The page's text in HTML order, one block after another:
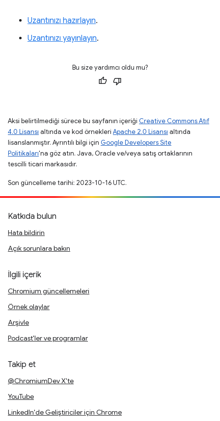
Uzantınızı hazırlayın.
Uzantınızı yayınlayın.
Bu size yardımcı oldu mu?
Aksi belirtilmediği sürece bu sayfanın içeriği Creative Commons Atıf
4.0 Lisansı altında ve kod örnekleri Apache 2.0 Lisansı altında
lisanslanmıştır. Ayrıntılı bilgi için Google Developers Site
Politikaları'na göz atın. Java, Oracle ve/veya satış ortaklarının
tescilli ticari markasıdır.
Son güncelleme tarihi: 2023-10-16 UTC.
Katkıda bulun
Hata bildirin
Açık sorunlara bakın
İlgili içerik
Chromium güncellemeleri
Örnek olaylar
Arşivle
Podcast'ler ve programlar
Takip et
@ChromiumDev X'te
YouTube
LinkedIn'de Geliştiriciler için Chrome